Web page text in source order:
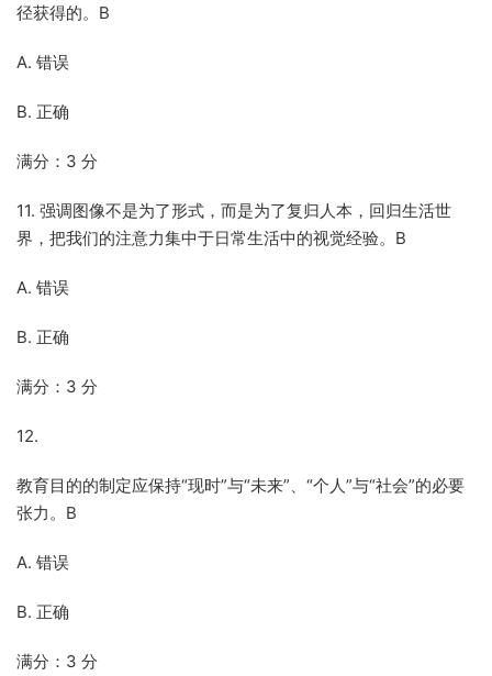
径获得的。B
A. 错误
B. 正确
满分：3 分
11. 强调图像不是为了形式，而是为了复归人本，回归生活世
界，把我们的注意力集中于日常生活中的视觉经验。B
A. 错误
B. 正确
满分：3 分
12.
教育目的的制定应保持“现时”与“未来”、“个人”与“社会”的必要
张力。B
A. 错误
B. 正确
满分：3 分